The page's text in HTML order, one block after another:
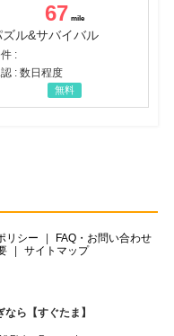
67
ズル&サバイバル
:
: 数日程度
無料
リシー
FAQ・お問い合わせ
サイトマップ
ら【すぐたま】